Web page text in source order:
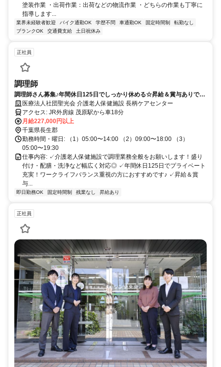
塗装作業 ・出荷作業：出荷などの物流作業 ・どちらの作業も丁寧に
指導します...
業界未経験者歓迎 バイク通勤OK 学歴不問 車通勤OK 固定時間制
転勤なし
ブランクOK
交通費支給 土日祝休み
正社員
調理師
調理師さん募集♪年間休日125日でしっかり休める☆昇給＆賞与ありでモ
チベーションアップ！経験を活かして安定勤務◎
医療法人社団聖光会 介護老人保健施設 長柄ケアセンター
アクセス: JR外房線 茂原駅から車18分
月給227,000円以上
千葉県長生郡
勤務時間・曜日: （1）05:00〜14:00 （2）09:00〜18:00 （3）
05:00〜19:30
仕事内容: ✓介護老人保健施設で調理業務全般をお願いします！盛り
付け・配膳・洗浄など幅広く対応◎ ✓年間休日125日でプライベート
充実！ワークライフバランス重視の方におすすめです♪ ✓昇給＆賞
与...
即日勤務OK 固定時間制 残業なし 昇給あり
正社員